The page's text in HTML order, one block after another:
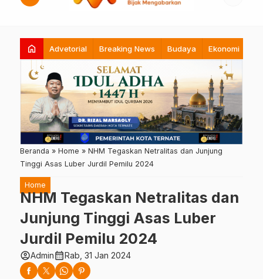
home Advetorial Breaking News Budaya Ekonomi
Beranda » Home » NHM Tegaskan Netralitas dan Junjung
Tinggi Asas Luber Jurdil Pemilu 2024
Home
NHM Tegaskan Netralitas dan
Junjung Tinggi Asas Luber
Jurdil Pemilu 2024
account_circleAdmincalendar_monthRab, 31 Jan 2024